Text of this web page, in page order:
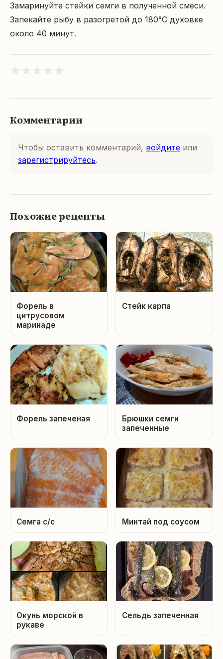
Замаринуйте стейки семги в полученной смеси.
Запекайте рыбу в разогретой до 180°C духовке
около 40 минут.
★ ★ ★ ★ ★
Комментарии
Чтобы оставить комментарий, войдите или
зарегистрируйтесь.
Похожие рецепты
Форель в
цитрусовом
маринаде
Стейк карпа
Форель запеченая
Брюшки семги
запеченные
Семга с/с Минтай под соусом
Окунь морской в
рукаве
Сельдь запеченная